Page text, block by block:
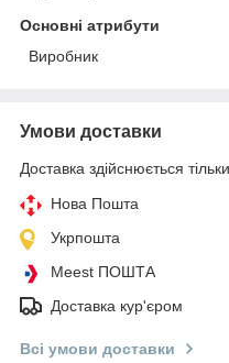
Основні атрибути
Виробник
Умови доставки
Доставка здійснюється
Нова Пошта
Укрпошта
Meest ПОШТА
Доставка кур'єром
Всі умови доставки